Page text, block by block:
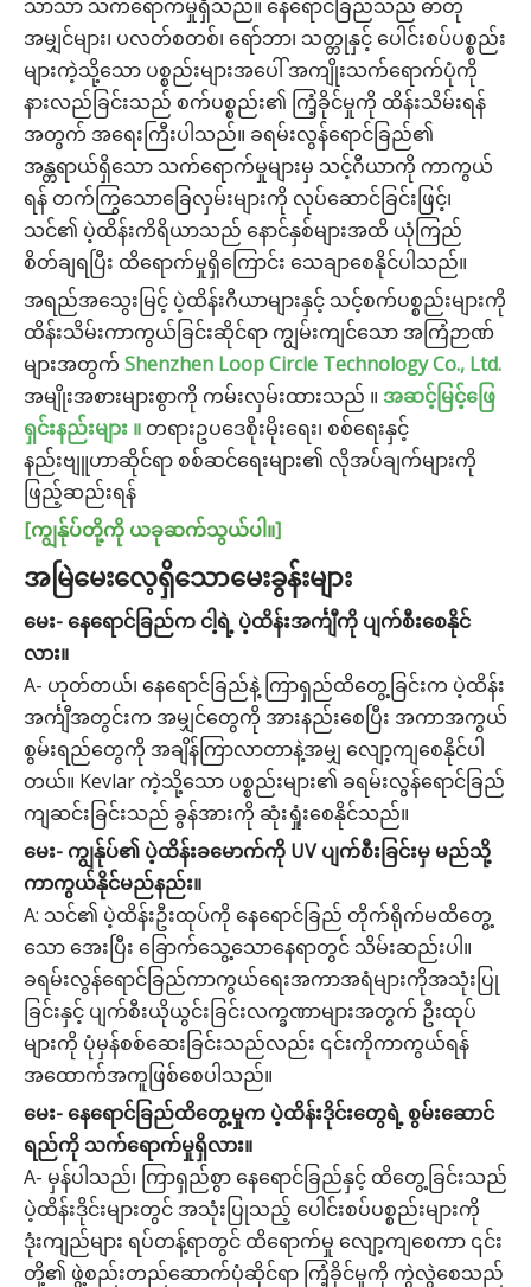
သာသာ သက်ရောက်မှုရှိသည်။ နေရောင်ခြည်သည် ဓာတု
အမျှင်များ၊ ပလတ်စတစ်၊ ရော်ဘာ၊ သတ္တုနှင့် ပေါင်းစပ်ပစ္စည်း
များကဲ့သို့သော ပစ္စည်းများအပေါ် အကျိုးသက်ရောက်ပုံကို
နားလည်ခြင်းသည် စက်ပစ္စည်း၏ ကြံ့ခိုင်မှုကို ထိန်းသိမ်းရန်
အတွက် အရေးကြီးပါသည်။ ခရမ်းလွန်ရောင်ခြည်၏
အန္တရာယ်ရှိသော သက်ရောက်မှုများမှ သင့်ဂီယာကို ကာကွယ်
ရန် တက်ကြွသောခြေလှမ်းများကို လုပ်ဆောင်ခြင်းဖြင့်၊
သင်၏ ပဲ့ထိန်းကိရိယာသည် နောင်နှစ်များအထိ ယုံကြည်
စိတ်ချရပြီး ထိရောက်မှုရှိကြောင်း သေချာစေနိုင်ပါသည်။
အရည်အသွေးမြင့် ပဲ့ထိန်းဂီယာများနှင့် သင့်စက်ပစ္စည်းများကို
ထိန်းသိမ်းကာကွယ်ခြင်းဆိုင်ရာ ကျွမ်းကျင်သော အကြံဉာဏ်
များအတွက် Shenzhen Loop Circle Technology Co., Ltd.
အမျိုးအစားများစွာကို ကမ်းလှမ်းထားသည် ။ အဆင့်မြင့်ဖြေ
ရှင်းနည်းများ ။ တရားဥပဒေစိုးမိုးရေး၊ စစ်ရေးနှင့်
နည်းဗျူဟာဆိုင်ရာ စစ်ဆင်ရေးများ၏ လိုအပ်ချက်များကို
ဖြည့်ဆည်းရန်
[ကျွန်ုပ်တို့ကို ယခုဆက်သွယ်ပါ။]
အမြဲမေးလေ့ရှိသောမေးခွန်းများ
မေး- နေရောင်ခြည်က ငါ့ရဲ့ ပဲ့ထိန်းအင်္ကျီကို ပျက်စီးစေနိုင်
လား။
A- ဟုတ်တယ်၊ နေရောင်ခြည်နဲ့ ကြာရှည်ထိတွေ့ခြင်းက ပဲ့ထိန်း
အင်္ကျီအတွင်းက အမျှင်တွေကို အားနည်းစေပြီး အကာအကွယ်
စွမ်းရည်တွေကို အချိန်ကြာလာတာနဲ့အမျှ လျော့ကျစေနိုင်ပါ
တယ်။ Kevlar ကဲ့သို့သော ပစ္စည်းများ၏ ခရမ်းလွန်ရောင်ခြည်
ကျဆင်းခြင်းသည် ခွန်အားကို ဆုံးရှုံးစေနိုင်သည်။
မေး- ကျွန်ုပ်၏ ပဲ့ထိန်းခမောက်ကို UV ပျက်စီးခြင်းမှ မည်သို့
ကာကွယ်နိုင်မည်နည်း။
A: သင်၏ ပဲ့ထိန်းဦးထုပ်ကို နေရောင်ခြည် တိုက်ရိုက်မထိတွေ့
သော အေးပြီး ခြောက်သွေ့သောနေရာတွင် သိမ်းဆည်းပါ။
ခရမ်းလွန်ရောင်ခြည်ကာကွယ်ရေးအကာအရံများကိုအသုံးပြု
ခြင်းနှင့် ပျက်စီးယိုယွင်းခြင်းလက္ခဏာများအတွက် ဦးထုပ်
များကို ပုံမှန်စစ်ဆေးခြင်းသည်လည်း ၎င်းကိုကာကွယ်ရန်
အထောက်အကူဖြစ်စေပါသည်။
မေး- နေရောင်ခြည်ထိတွေ့မှုက ပဲ့ထိန်းဒိုင်းတွေရဲ့ စွမ်းဆောင်
ရည်ကို သက်ရောက်မှုရှိလား။
A- မှန်ပါသည်၊ ကြာရှည်စွာ နေရောင်ခြည်နှင့် ထိတွေ့ခြင်းသည်
ပဲ့ထိန်းဒိုင်းများတွင် အသုံးပြုသည့် ပေါင်းစပ်ပစ္စည်းများကို
ဒုံးကျည်များ ရပ်တန့်ရာတွင် ထိရောက်မှု လျော့ကျစေကာ ၎င်း
တို့၏ ဖွဲ့စည်းတည်ဆောက်ပုံဆိုင်ရာ ကြံ့ခိုင်မှုကို ကွဲလွဲစေသည်